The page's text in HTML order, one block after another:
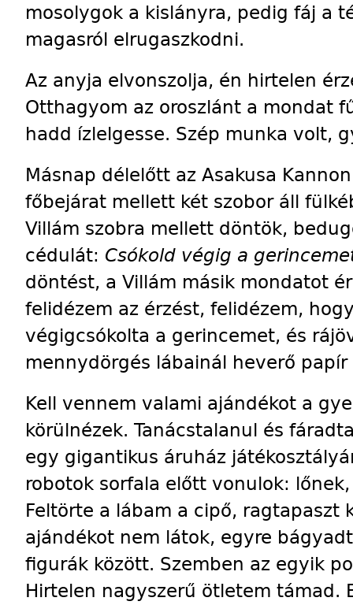
mosolygok a kislányra, pedig fáj a
magasról elrugaszkodni.
Az anyja elvonszolja, én hirtelen
Otthagyom az oroszlánt a mondat
hadd ízlelgesse. Szép munka volt,
Másnap délelőtt az Asakusa
főbejárat mellett két szobor áll
Villám szobra mellett döntök,
cédulát: Csókold végig a
döntést, a Villám másik mondatot
felidézem az érzést, felidézem,
végigcsókolta a gerincemet, és
mennydörgés lábainál heverő
Kell vennem valami ajándékot a
körülnézek. Tanácstalanul és
egy gigantikus áruház
robotok sorfala előtt vonulok:
Feltörte a lábam a cipő, ragtapaszt
ajándékot nem látok, egyre
figurák között. Szemben az egyik
Hirtelen nagyszerű ötletem támad.